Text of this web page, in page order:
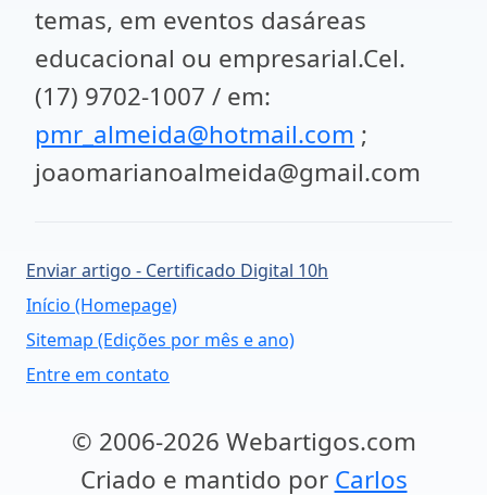
temas, em eventos dasáreas
educacional ou empresarial.Cel.
(17) 9702-1007 / em:
pmr_almeida@hotmail.com ;
joaomarianoalmeida@gmail.com
Enviar artigo - Certificado Digital 10h
Início (Homepage)
Sitemap (Edições por mês e ano)
Entre em contato
© 2006-2026 Webartigos.com
Criado e mantido por Carlos